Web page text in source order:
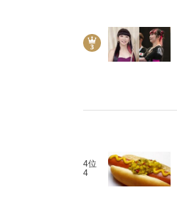
4位
4